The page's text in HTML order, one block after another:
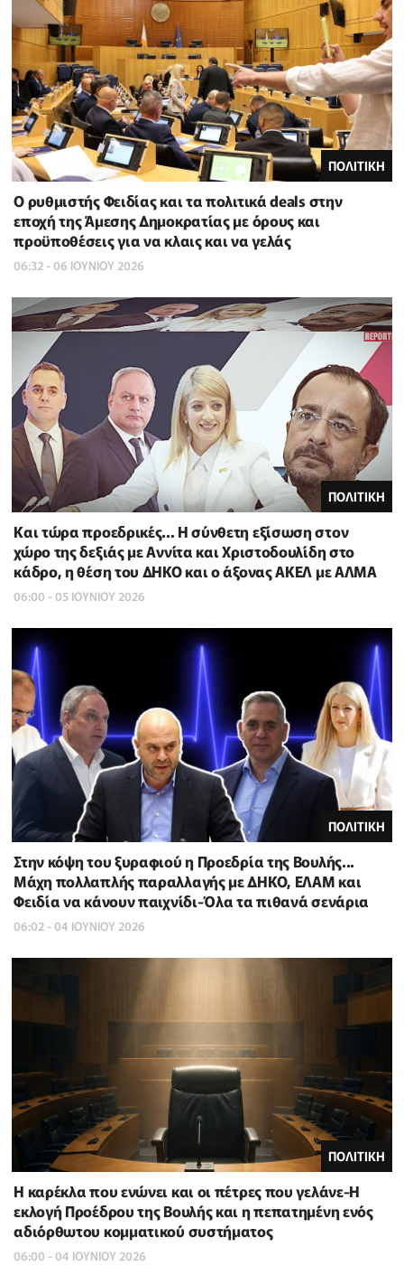
ΠΟΛΙΤΙΚΗ
Ο ρυθμιστής Φειδίας και τα πολιτικά deals στην
εποχή της Άμεσης Δημοκρατίας με όρους και
προϋποθέσεις για να κλαις και να γελάς
06:32 - 06 ΙΟΥΝΙΟΥ 2026
ΠΟΛΙΤΙΚΗ
Και τώρα προεδρικές… Η σύνθετη εξίσωση στον
χώρο της δεξιάς με Αννίτα και Χριστοδουλίδη στο
κάδρο, η θέση του ΔΗΚΟ και ο άξονας ΑΚΕΛ με ΑΛΜΑ
06:00 - 05 ΙΟΥΝΙΟΥ 2026
ΠΟΛΙΤΙΚΗ
Στην κόψη του ξυραφιού η Προεδρία της Βουλής...
Μάχη πολλαπλής παραλλαγής με ΔΗΚΟ, ΕΛΑΜ και
Φειδία να κάνουν παιχνίδι-Όλα τα πιθανά σενάρια
06:02 - 04 ΙΟΥΝΙΟΥ 2026
ΠΟΛΙΤΙΚΗ
Η καρέκλα που ενώνει και οι πέτρες που γελάνε-Η
εκλογή Προέδρου της Βουλής και η πεπατημένη ενός
αδιόρθωτου κομματικού συστήματος
06:00 - 04 ΙΟΥΝΙΟΥ 2026